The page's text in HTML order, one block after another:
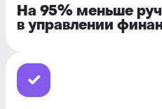
На 95% меньше
в управлении